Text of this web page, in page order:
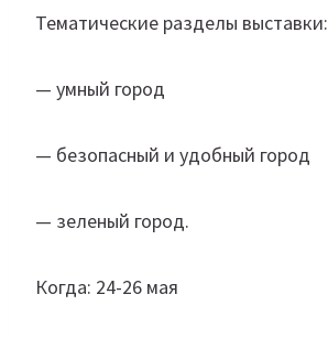
Тематические разделы выставки:
— умный город
— безопасный и удобный город
— зеленый город.
Когда: 24-26 мая